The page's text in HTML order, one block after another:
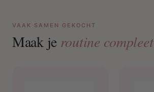
VAAK SAMEN GEKOCHT
Maak je routine compleet